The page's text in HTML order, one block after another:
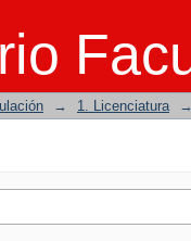
→ 1. Licenciatura